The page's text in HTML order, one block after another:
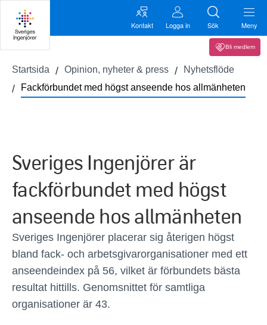
Kontakt Logga in Sök Meny
Bli medlem
Startsida Opinion, nyheter & press
Nyhetsflöde
Fackförbundet med högst anseende hos allmänheten
Sveriges Ingenjörer är
fackförbundet med högst
anseende hos allmänheten
Sveriges Ingenjörer placerar sig återigen högst
bland fack- och arbetsgivarorganisationer med ett
anseendeindex på 56, vilket är förbundets bästa
resultat hittills. Genomsnittet för samtliga
organisationer är 43.